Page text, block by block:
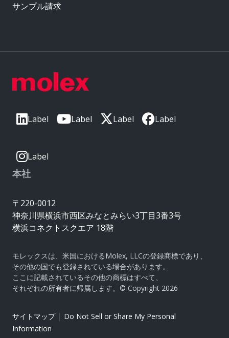
Label Label Label Label
Label
本社
〒220-0012
神奈川県横浜市西区みなとみらい3丁目3番3号
横浜コネクトスクエア 18階
モレックスは、米国におけるMolex, LLCの登録商標であり、
その他の国でも登録されている場合があります。
ここに記載されているその他の商標はすべて、
それぞれの所有者に帰属します。© Copyright 2026
サイトマップ| Do Not Sell or Share My Personal
Information
サンプル請求